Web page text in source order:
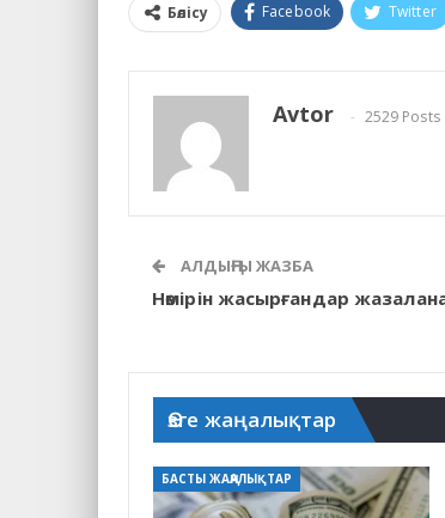
Бөлісу Facebook Twitter
Avtor 2529 Posts
АЛДЫҢҒЫ ЖАЗБА
Нөмірін жасырғандар
Өзге жаңалықтар
БАСТЫ ЖАҢАЛЫҚТАР